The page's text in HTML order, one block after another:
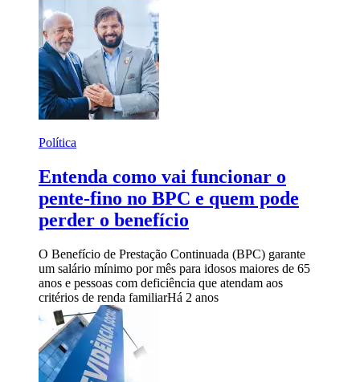
Política
Entenda como vai funcionar o
pente-fino no BPC e quem pode
perder o benefício
O Benefício de Prestação Continuada (BPC) garante
um salário mínimo por mês para idosos maiores de 65
anos e pessoas com deficiência que atendam aos
critérios de renda familiarHá 2 anos